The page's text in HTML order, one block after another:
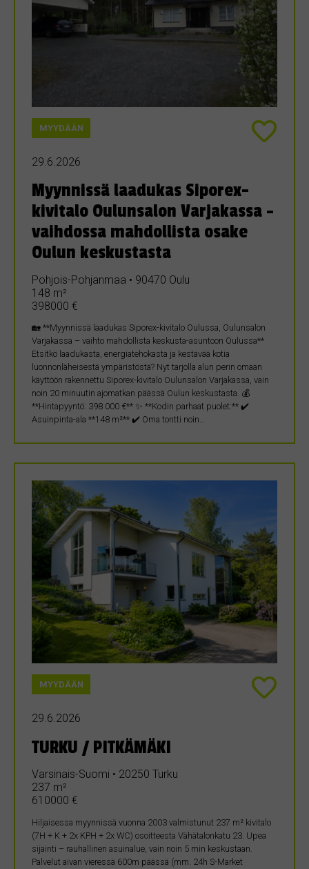
MYYDÄÄN
29.6.2026
Myynnissä laadukas Siporex-
kivitalo Oulunsalon Varjakassa –
vaihdossa mahdollista osake
Oulun keskustasta
Pohjois-Pohjanmaa • 90470 Oulu
148 m²
398000 €
🏡 **Myynnissä laadukas Siporex-kivitalo Oulussa, Oulunsalon
Varjakassa – vaihto mahdollista keskusta-asuntoon Oulussa**
Etsitkö laadukasta, energiatehokasta ja kestävää kotia
luonnonläheisestä ympäristöstä? Nyt tarjolla alun perin omaan
käyttöön rakennettu Siporex-kivitalo Oulunsalon Varjakassa, vain
noin 20 minuutin ajomatkan päässä Oulun keskustasta. 💰
**Hintapyyntö: 398 000 €** ✨ **Kodin parhaat puolet:** ✔️
Asuinpinta-ala **148 m²** ✔️ Oma tontti noin…
MYYDÄÄN
29.6.2026
TURKU / PITKÄMÄKI
Varsinais-Suomi • 20250 Turku
237 m²
610000 €
Hiljaisessa myynnissä vuonna 2003 valmistunut 237 m² kivitalo
(7H + K + 2x KPH + 2x WC) osoitteesta Vähätalonkatu 23. Upea
sijainti – rauhallinen asuinalue, vain noin 5 min keskustaan.
Palvelut aivan vieressä 600m päässä (mm. 24h S-Market